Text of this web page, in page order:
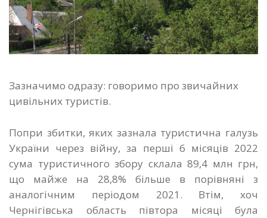
Зазначимо одразу: говоримо про звичайних
цивільних туристів.
Попри збитки, яких зазнала туристична галузь
України через війну, за перші 6 місяців 2022
сума туристичного збору склала 89,4 млн грн,
що майже на 28,8% більше в порівняні з
аналогічним періодом 2021. Втім, хоч
Чернігівська область півтора місяці була